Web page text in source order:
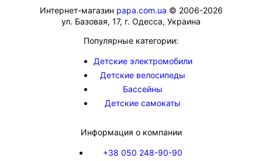
Интернет-магазин papa.com.ua © 2006-2026
ул. Базовая, 17, г. Одесса, Украина
Популярные категории:
Детские электромобили
Детские велосипеды
Бассейны
Детские самокаты
Информация о компании
+38 050 248-90-90